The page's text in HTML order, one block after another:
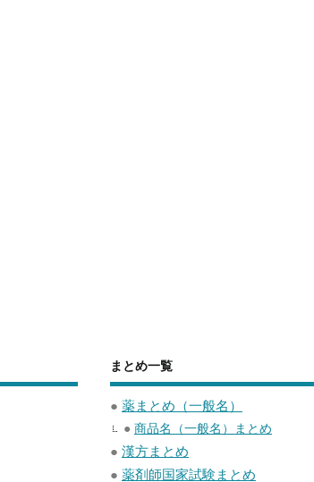
まとめ一覧
● 薬まとめ（一般名）
● 商品名（一般名）まとめ
● 漢方まとめ
● 薬剤師国家試験まとめ